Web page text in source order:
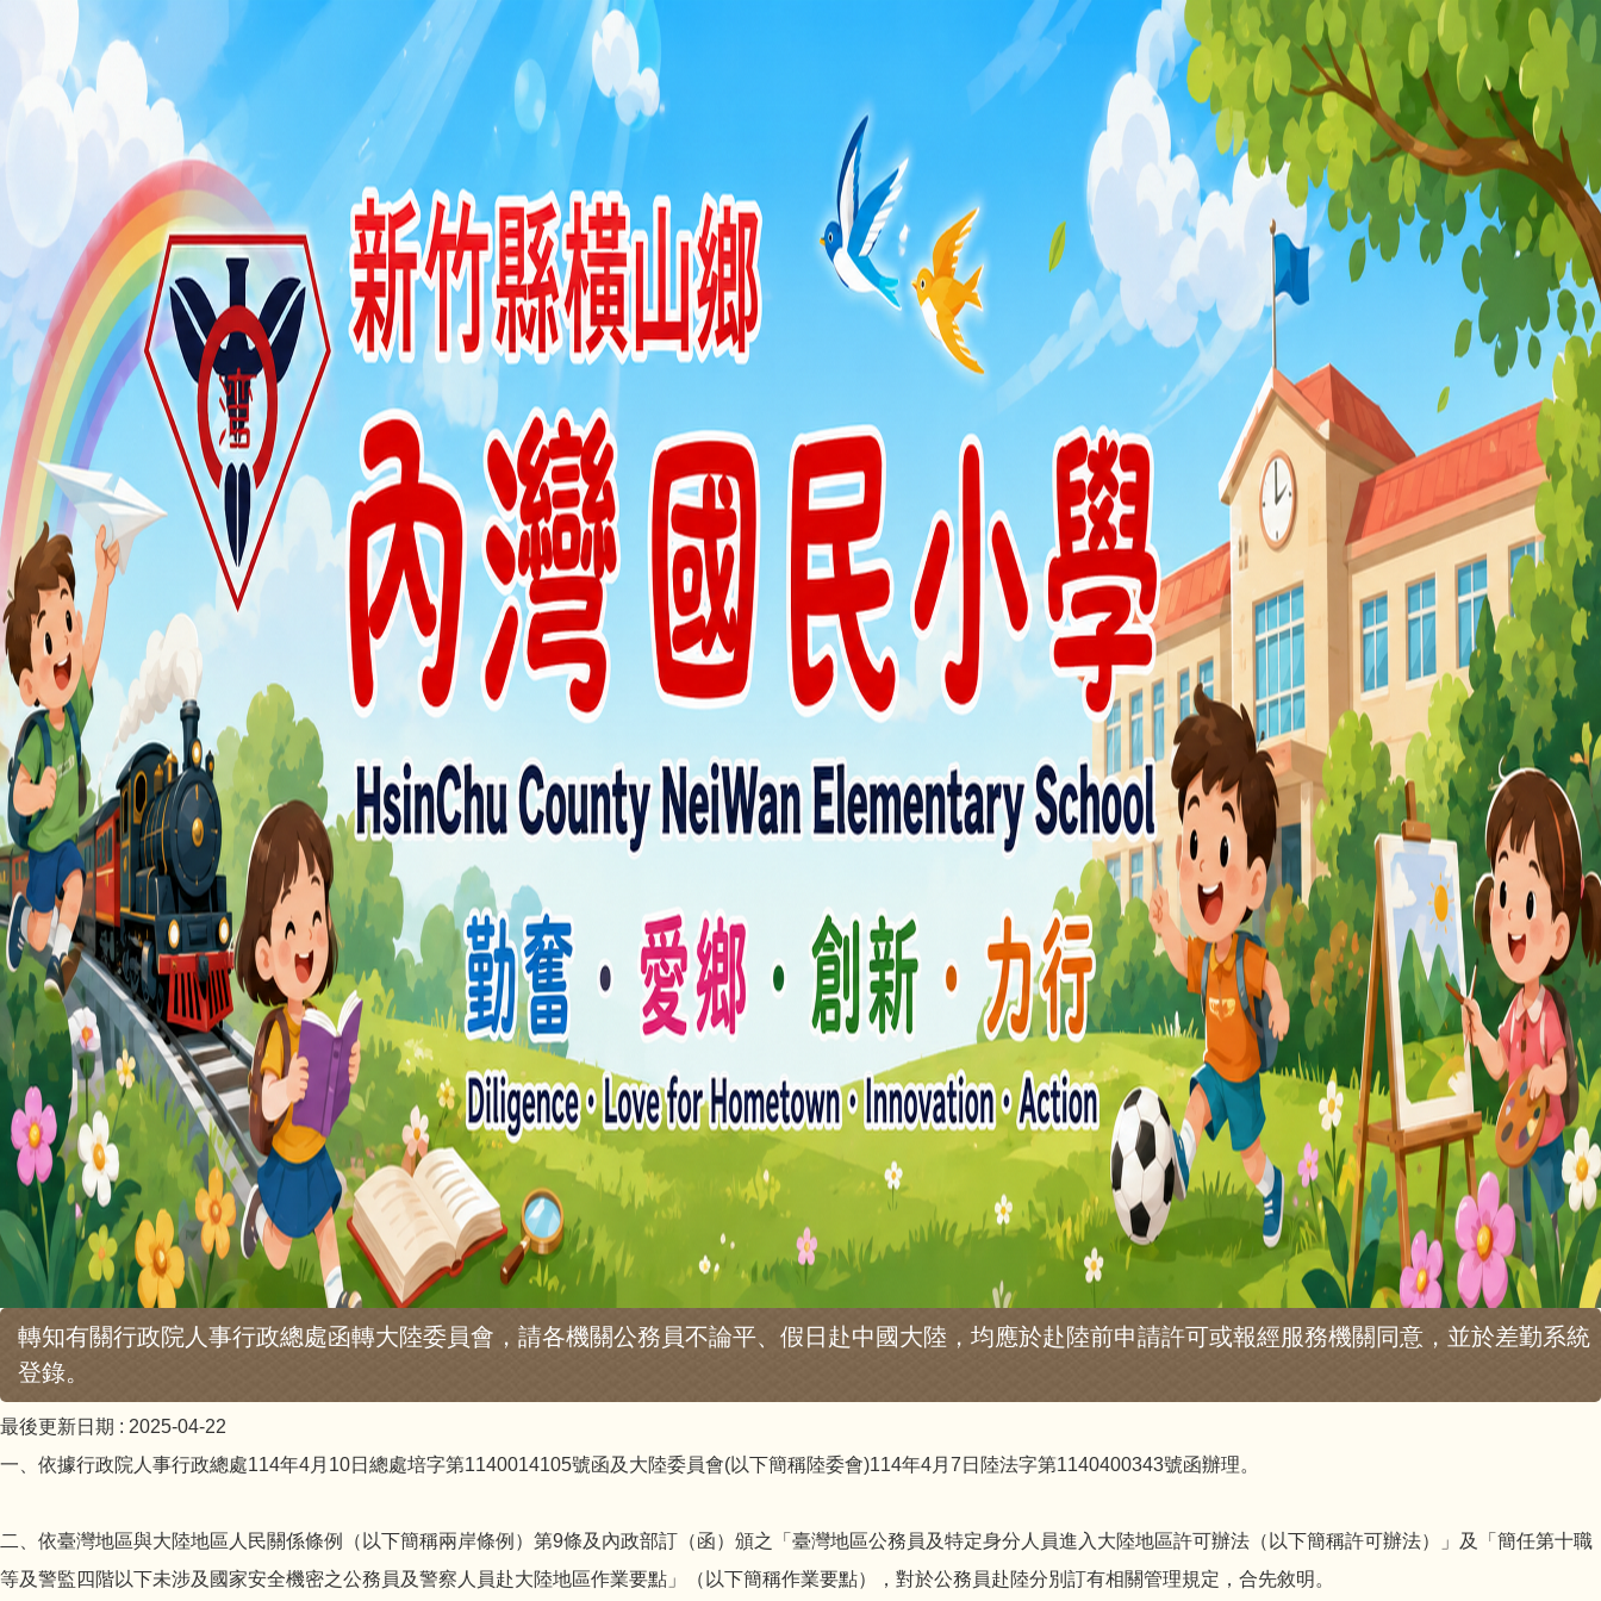
轉知有關行政院人事行政總處函轉大陸委員會，請各機關公務員不論平、假日赴中國大陸，均應於赴陸前申請許可或報經服務機關同意，並於差勤系統
登錄。
最後更新日期 : 2025-04-22
一、依據行政院人事行政總處114年4月10日總處培字第1140014105號函及大陸委員會(以下簡稱陸委會)114年4月7日陸法字第1140400343號函辦理。
二、依臺灣地區與大陸地區人民關係條例（以下簡稱兩岸條例）第9條及內政部訂（函）頒之「臺灣地區公務員及特定身分人員進入大陸地區許可辦法（以下簡稱許可辦法）」及「簡任第十職
等及警監四階以下未涉及國家安全機密之公務員及警察人員赴大陸地區作業要點」（以下簡稱作業要點），對於公務員赴陸分別訂有相關管理規定，合先敘明。